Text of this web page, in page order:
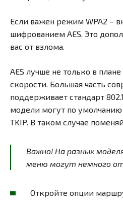
Если важен режим WPA2 –
шифрованием AES. Это
вас от взлома.
AES лучше не только в
скорости. Большая часть
поддерживает стандарт
модели могут по умолчанию
TKIP. В таком случае
Важно! На разных
меню могут немного
Откройте опции